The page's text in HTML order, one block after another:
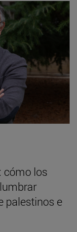
cómo los
palestinos e